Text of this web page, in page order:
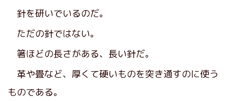
針を研いでいるのだ。
ただの針ではない。
箸ほどの長さがある、長い針だ。
革や畳など、厚くて硬いものを突き通すのに使う
ものである。